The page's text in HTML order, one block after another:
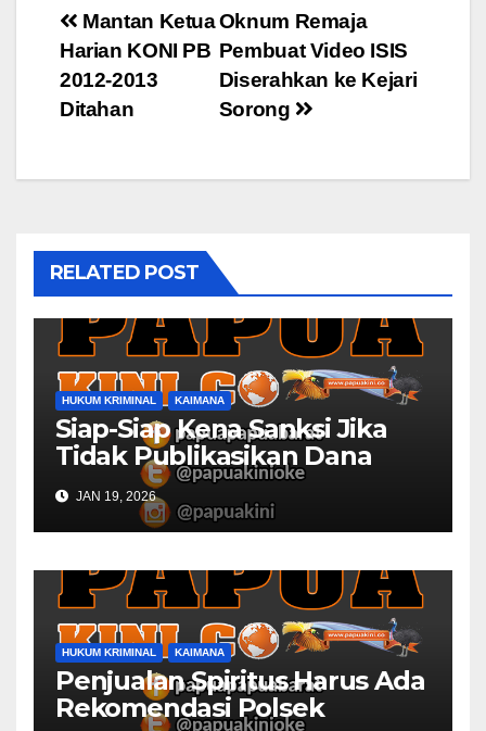
Post
navigation
Oknum Remaja
Pembuat Video ISIS
Diserahkan ke Kejari
Sorong
Mantan Ketua
Harian KONI PB
2012-2013
Ditahan
RELATED POST
HUKUM KRIMINAL KAIMANA
Siap-Siap Kena Sanksi Jika
Tidak Publikasikan Dana
Desa
JAN 19, 2026
HUKUM KRIMINAL KAIMANA
Penjualan Spiritus Harus Ada
Rekomendasi Polsek